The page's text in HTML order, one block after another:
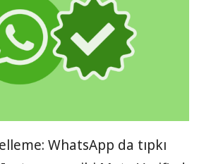
WhatsApp da tıpkı